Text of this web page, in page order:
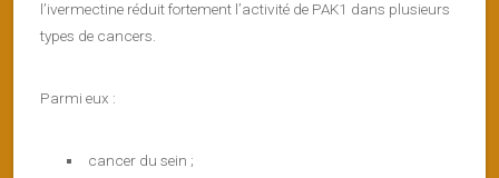
l’ivermectine réduit fortement l’activité de PAK1 dans plusieurs
types de cancers.
Parmi eux :
cancer du sein ;